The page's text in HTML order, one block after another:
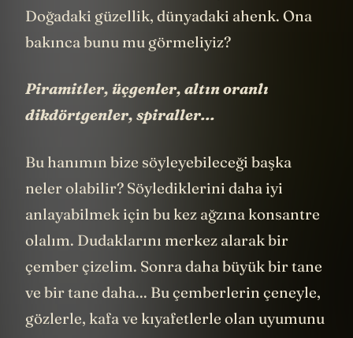
Doğadaki güzellik, dünyadaki ahenk. Ona
bakınca bunu mu görmeliyiz?
Piramitler, üçgenler, altın oranlı
dikdörtgenler, spiraller...
Bu hanımın bize söyleyebileceği başka
neler olabilir? Söylediklerini daha iyi
anlayabilmek için bu kez ağzına konsantre
olalım. Dudaklarını merkez alarak bir
çember çizelim. Sonra daha büyük bir tane
ve bir tane daha... Bu çemberlerin çeneyle,
gözlerle, kafa ve kıyafetlerle olan uyumunu